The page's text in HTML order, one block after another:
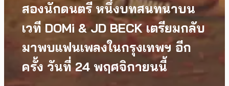
สองนักดนตรี หนึ่งบทสนทนาบน
เวที DOMi & JD BECK เตรียมกลับ
มาพบแฟนเพลงในกรุงเทพฯ อีก
ครั้ง วันที่ 24 พฤศจิกายนนี้